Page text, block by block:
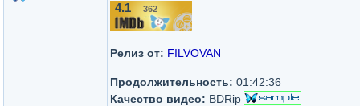
4.1 362
Релиз от: FILVOVAN
Продолжительность: 01:42:36
Качество видео: BDRip